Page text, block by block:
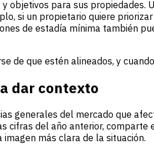
objetivos para sus propiedades.
si un propietario quiere
de estadía mínima también
de que estén alineados, y
dar contexto
generales del mercado que
cifras del año anterior,
más clara de la situación.